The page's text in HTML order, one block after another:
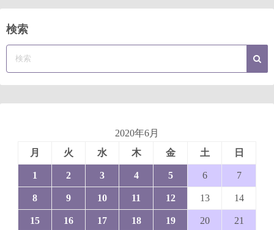
検索
2020年6月
月
火 水 木 金 土 日
1 2 3 4 5 6 7
8 9 10 11 12 13 14
15 16 17 18 19 20 21